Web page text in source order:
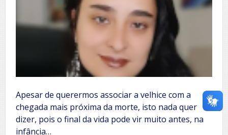
Apesar de querermos associar a velhice com a
chegada mais próxima da morte, isto nada quer
dizer, pois o final da vida pode vir muito antes, na
infância…